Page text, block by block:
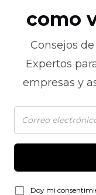
como
Consejos de
Expertos
empresas y
Doy mi